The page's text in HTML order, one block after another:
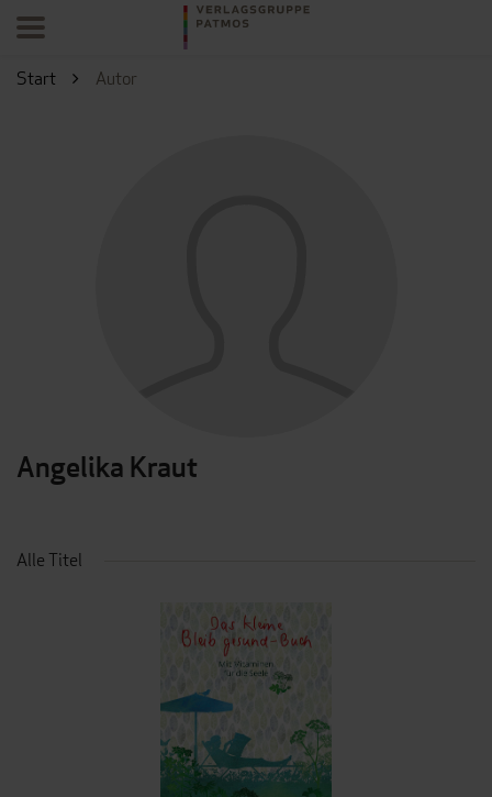
Start Autor
Angelika Kraut
Alle Titel